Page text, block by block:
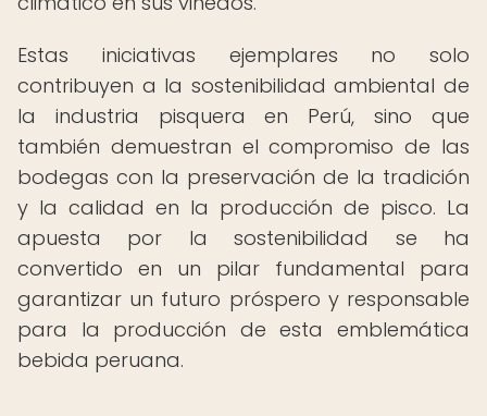
Estas iniciativas ejemplares no solo
contribuyen a la sostenibilidad ambiental de
la industria pisquera en Perú, sino que
también demuestran el compromiso de las
bodegas con la preservación de la tradición
y la calidad en la producción de pisco. La
apuesta por la sostenibilidad se ha
convertido en un pilar fundamental para
garantizar un futuro próspero y responsable
para la producción de esta emblemática
bebida peruana.